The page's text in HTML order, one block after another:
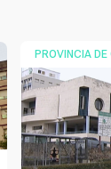
PROVINCIA DE